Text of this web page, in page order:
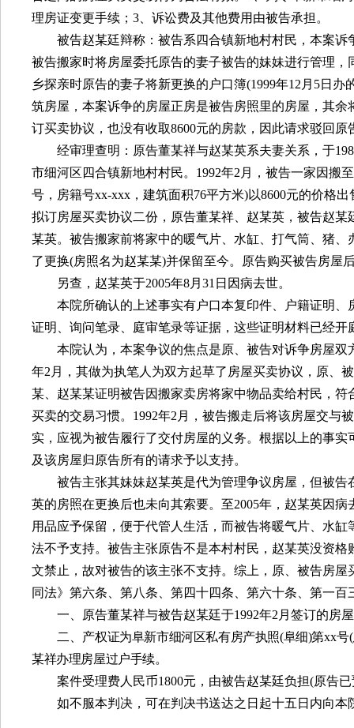
理房证变更手续； 3 、诉讼费及其他费用由被告承担。
被告赵某廷辩称：被告系四合镇新地村村民，本案
被告搬家时将房屋委托原告的妻子被告的妹妹进行管理
乡探亲时原告的妻子将新更换的户口簿(1999年12 月 5日办
筑房屋，本案诉争的房屋正房是被告房照里的房屋，其
订买卖协议，也没有收取8600元的房款，因此请求驳回原
经审理查明：原告董某祥与赵某英系夫妻关系，于
市细河区四合镇新地村村民。 1992年2 月，被告一家因搬
号，房籍号xx-xxx ，建筑面积76平方米)以8600元的价格出
拟订房屋买卖协议二份，原告董某祥、赵某英，被告赵某
某英。被告搬家前将家中的暖气片、水缸、打气筒、猪
了更换(房照名为赵某某)并保留至今。原告购买被告房屋
另查，赵某英于2005年8月 31 日因病去世。
本院所确认的上述事实有户口本复印件、户籍证明
证明、询问笔录、庭审笔录等证据，这些证明材料已经开
本院认为，本案争议的焦点是原、被告对诉争房屋
年2 月，其做为执笔人为双方起草了房屋买卖协议，原、
某、赵某某证明被告因搬家卖房将家中物品卖给村民，
买卖的交易习惯。 1992年2 月，被告搬走后将该房屋交与
实，应视为被告履行了交付房屋的义务。根据以上的事
及该房屋归原告所有的请求予以支持。
被告主张其妹妹赵某英是代为管理争议房屋，但被告
英的房照在更换后也未向其索要。至2005年，赵某英因病
用品应予保留，便于代管人生活，而被告将暖气片、水
法不予支持。被告主张原告不是本村村民，赵某英没资
文禁止，故对被告的该主张不支持。综上，原、被告房
同法》第六条、第八条、第四十四条、第六十条、第一百
一、原告董某祥与被告赵某廷于1992年2 月签订的房
二、产权证为阜新市细河区私有房产执照(阜细)第xx号(
某祥办理房屋过户手续。
案件受理费人民币1800元，由被告赵某廷负担(原告
如不服本判决，可在判决书送达之日起十五日内向